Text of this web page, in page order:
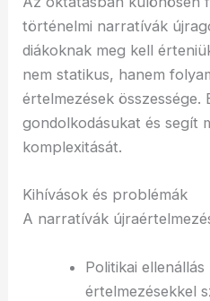
történelmi narratívák
diákoknak meg kell
nem statikus, hanem
értelmezések összessége.
gondolkodásukat és segít
komplexitását.
Kihívások és problémák
A narratívák
Politikai
értelmezésekkel